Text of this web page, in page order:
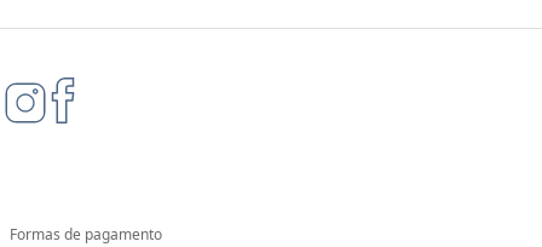
Formas de pagamento